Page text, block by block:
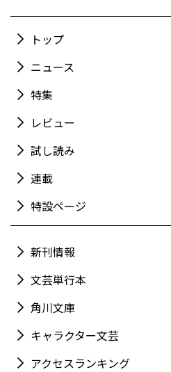
トップ
ニュース
特集
レビュー
試し読み
連載
特設ページ
新刊情報
文芸単行本
角川文庫
キャラクター文芸
アクセスランキング